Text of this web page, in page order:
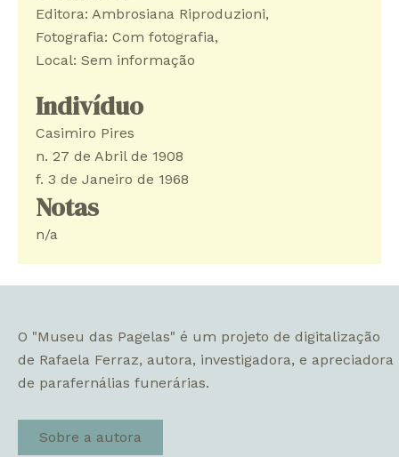
Editora: Ambrosiana Riproduzioni,
Fotografia: Com fotografia,
Local: Sem informação
Indivíduo
Casimiro Pires
n. 27 de Abril de 1908
f. 3 de Janeiro de 1968
Notas
n/a
O "Museu das Pagelas" é um projeto de digitalização
de Rafaela Ferraz, autora, investigadora, e apreciadora
de parafernálias funerárias.
Sobre a autora